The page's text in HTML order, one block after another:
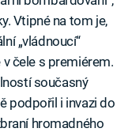
Vtipné na tom je,
„vládnoucí“
čele s premiérem.
současný
podpořil i invazi do
hromadného